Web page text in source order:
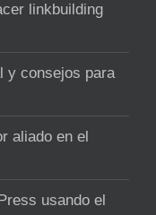
linkbuilding
y consejos para
aliado en el
usando el